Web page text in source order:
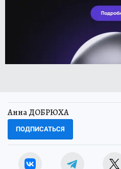
Анна ДОБРЮХА
ПОДПИСАТЬСЯ